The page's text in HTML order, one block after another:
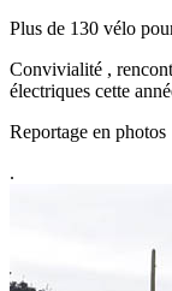
Plus de 130 vélo
Convivialité ,
électriques cette
Reportage en photos
.